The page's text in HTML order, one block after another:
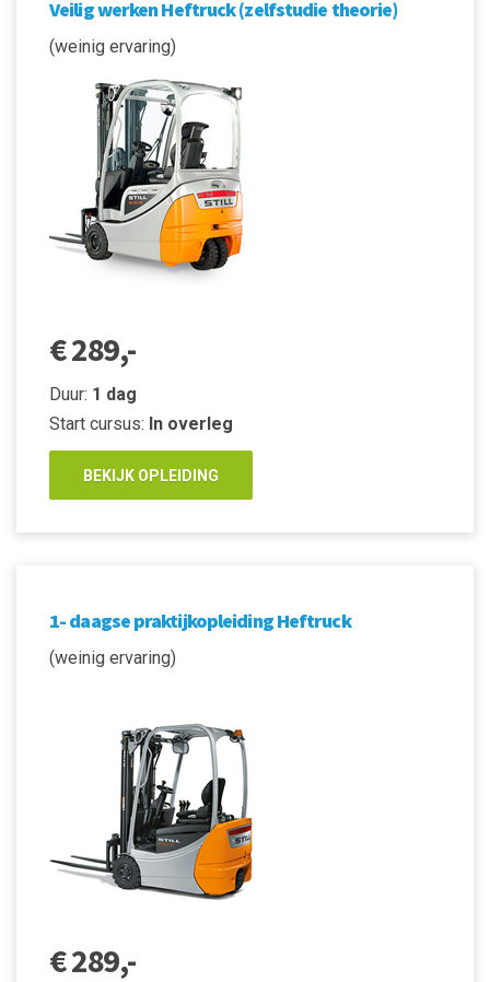
Veilig werken Heftruck (zelfstudie theorie)
(weinig ervaring)
€ 289,-
Duur: 1 dag
Start cursus: In overleg
BEKIJK OPLEIDING
1- daagse praktijkopleiding Heftruck
(weinig ervaring)
€ 289,-